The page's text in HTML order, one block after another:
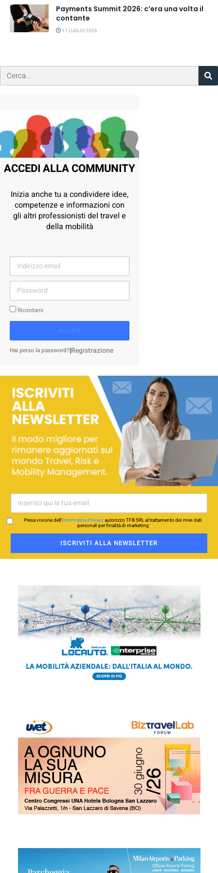
Payments Summit 2026: c’era una volta il
contante
17 LUGLIO 2026
ACCEDI ALLA COMMUNITY
Inizia anche tu a condividere idee,
competenze e informazioni con
gli altri professionisti del travel e
della mobilità
Ricordami
Accedi
Hai perso la password?|Registrazione
Presa visione dell’Informativa Privacyautorizzo TFB SRL al trattamento dei miei dati
personali per finalità di marketing
ISCRIVITI ALLA NEWSLETTER